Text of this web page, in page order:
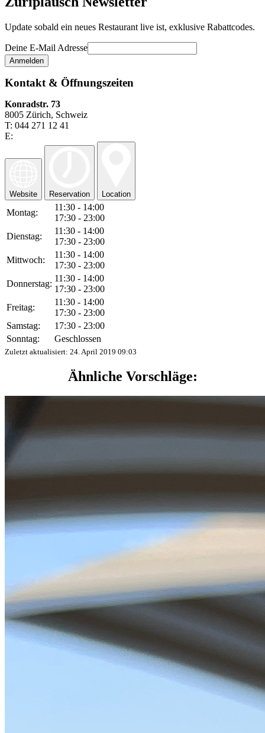
Update sobald ein neues Restaurant live ist, exklusive Rabattcodes.
Deine E-Mail Adresse
Kontakt & Öffnungszeiten
Konradstr. 73
8005 Zürich, Schweiz
T: 044 271 12 41
E:
Website Reservation Location
Montag:
11:30 - 14:00
17:30 - 23:00
Dienstag:
11:30 - 14:00
17:30 - 23:00
Mittwoch:
11:30 - 14:00
17:30 - 23:00
Donnerstag:
11:30 - 14:00
17:30 - 23:00
Freitag:
11:30 - 14:00
17:30 - 23:00
Samstag:
17:30 - 23:00
Sonntag:
Geschlossen
Zuletzt aktualisiert: 24. April 2019 09:03
Ähnliche Vorschläge: